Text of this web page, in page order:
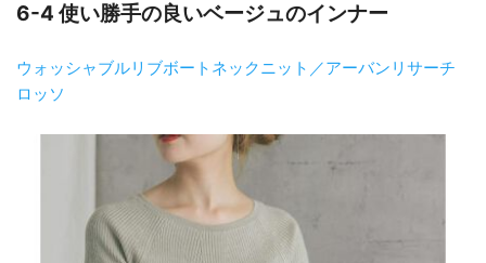
6-4 使い勝手の良いベージュのインナー
ウォッシャブルリブボートネックニット／アーバンリサーチ
ロッソ